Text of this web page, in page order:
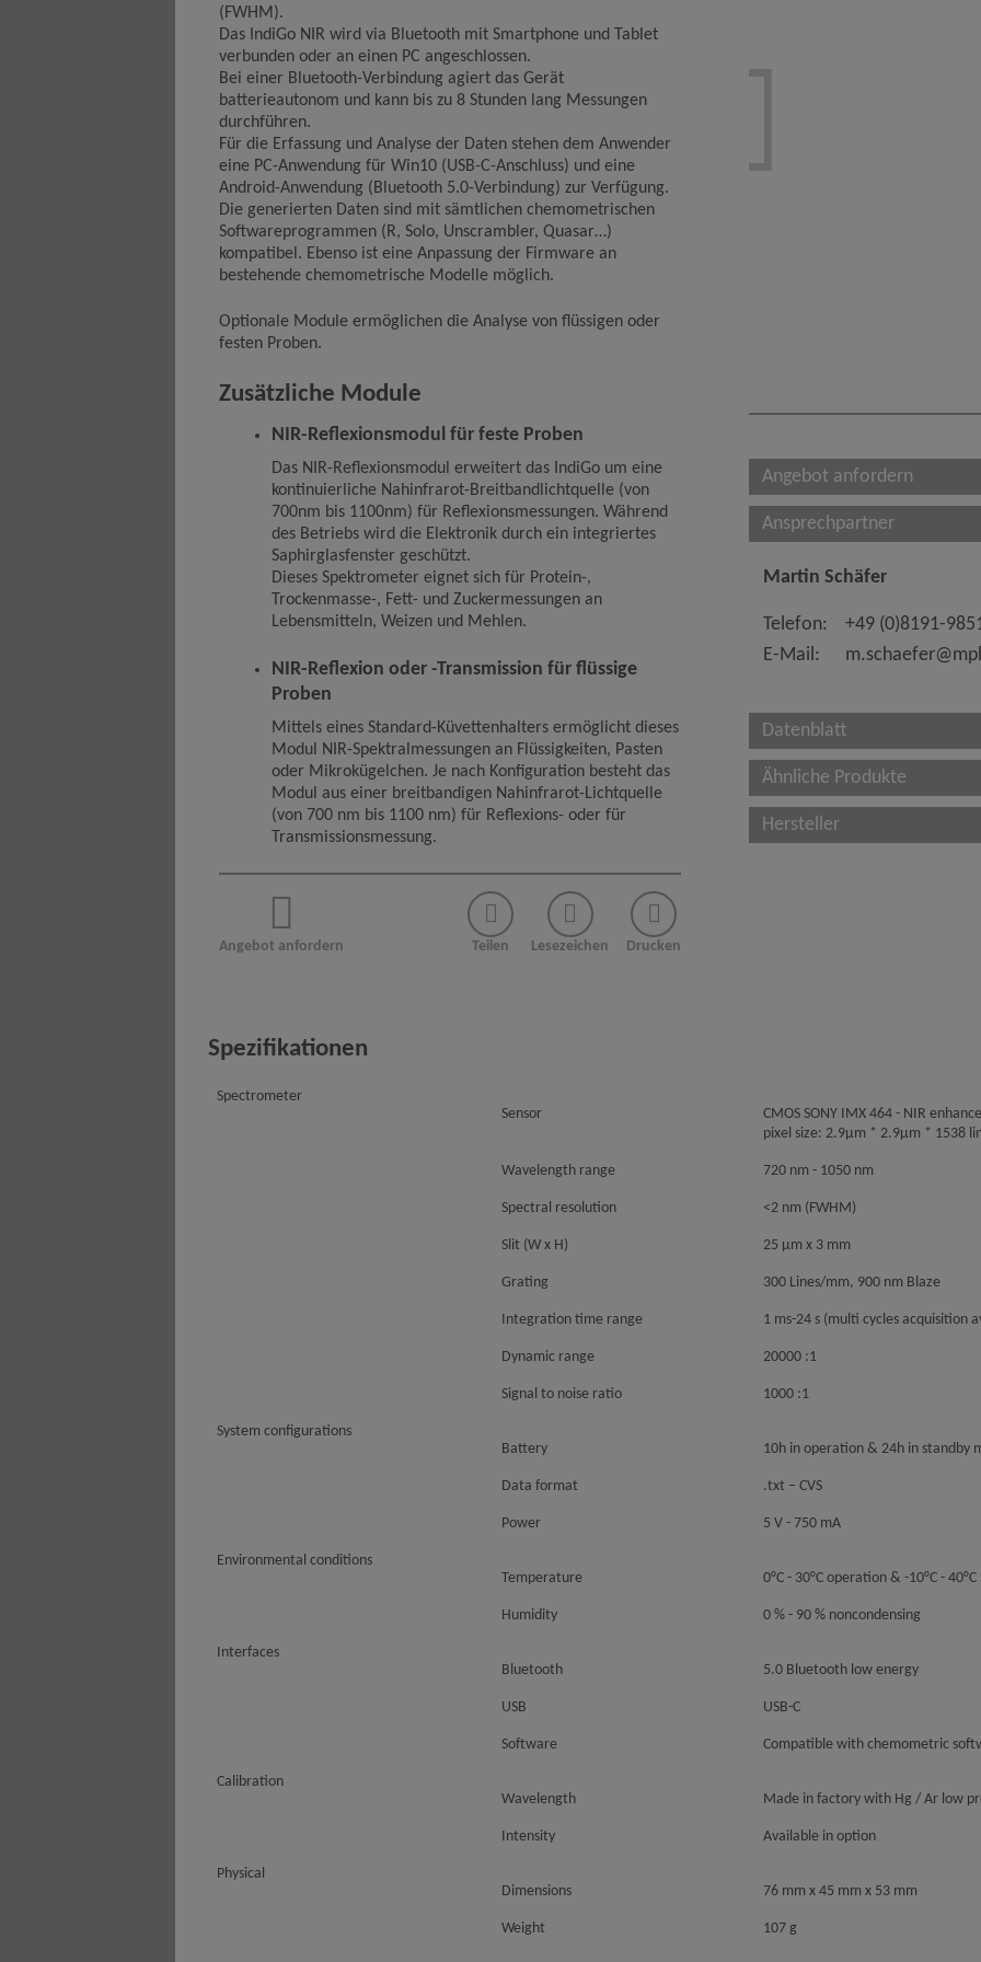
(FWHM).
Das IndiGo NIR wird via Bluetooth mit Smartphone und Tablet
verbunden oder an einen PC angeschlossen.
Bei einer Bluetooth-Verbindung agiert das Gerät
batterieautonom und kann bis zu 8 Stunden lang Messungen
durchführen.
Für die Erfassung und Analyse der Daten stehen dem Anwender
eine PC-Anwendung für Win10 (USB-C-Anschluss) und eine
Android-Anwendung (Bluetooth 5.0-Verbindung) zur Verfügung.
Die generierten Daten sind mit sämtlichen chemometrischen
Softwareprogrammen (R, Solo, Unscrambler, Quasar…)
kompatibel. Ebenso ist eine Anpassung der Firmware an
bestehende chemometrische Modelle möglich.
Optionale Module ermöglichen die Analyse von flüssigen oder
festen Proben.
Zusätzliche Module
NIR-Reflexionsmodul für feste Proben
Das NIR-Reflexionsmodul erweitert das IndiGo um eine
kontinuierliche Nahinfrarot-Breitbandlichtquelle (von
700nm bis 1100nm) für Reflexionsmessungen. Während
des Betriebs wird die Elektronik durch ein integriertes
Saphirglasfenster geschützt.
Dieses Spektrometer eignet sich für Protein-,
Trockenmasse-, Fett- und Zuckermessungen an
Lebensmitteln, Weizen und Mehlen.
NIR-Reflexion oder -Transmission für flüssige
Proben
Mittels eines Standard-Küvettenhalters ermöglicht dieses
Modul NIR-Spektralmessungen an Flüssigkeiten, Pasten
oder Mikrokügelchen. Je nach Konfiguration besteht das
Modul aus einer breitbandigen Nahinfrarot-Lichtquelle
(von 700 nm bis 1100 nm) für Reflexions- oder für
Transmissionsmessung.
Angebot anfordern Teilen Lesezeichen Drucken
Angebot anfordern
Ansprechpartner
Martin Schäfer
Telefon:
+49 (0)8191-
E-Mail:
Datenblatt
Ähnliche Produkte
Hersteller
Spezifikationen
Spectrometer
Sensor
CMOS SONY IMX 464 - NIR
pixel size: 2.9μm * 2.9μm * 1538
Wavelength range 720 nm - 1050 nm
Spectral resolution <2 nm (FWHM)
Slit (W x H) 25 µm x 3 mm
Grating 300 Lines/mm, 900 nm Blaze
Integration time range 1 ms-24 s (multi cycles acquisition
Dynamic range 20000 :1
Signal to noise ratio 1000 :1
System configurations
Battery
10h in operation & 24h in standby
Data format .txt – CVS
Power 5 V - 750 mA
Environmental conditions
Temperature
0°C - 30°C operation & -10°C -
Humidity 0 % - 90 % noncondensing
Interfaces
Bluetooth
5.0 Bluetooth low energy
USB USB-C
Software Compatible with chemometric
Calibration
Wavelength
Made in factory with Hg / Ar low
Intensity Available in option
Physical
Dimensions
76 mm x 45 mm x 53 mm
Weight 107 g
Name
Google Analytics
Zweck
Cookie Name
_ga,_gid
Cookie Laufzeit